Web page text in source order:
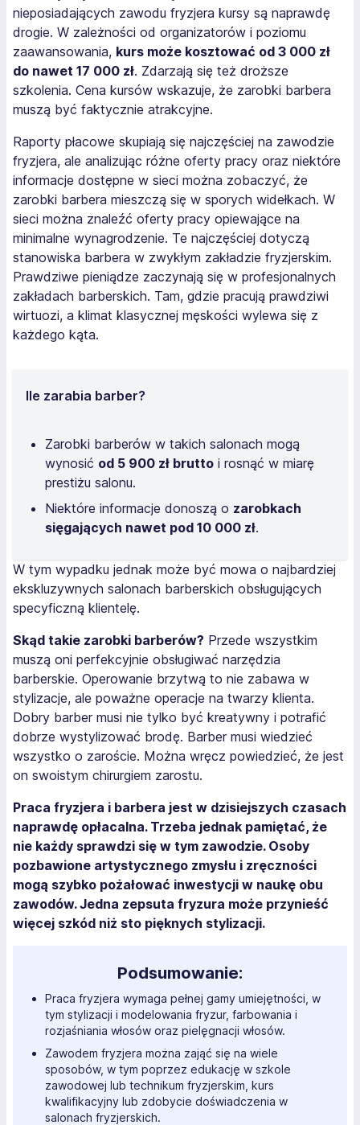
nieposiadających zawodu fryzjera kursy są naprawdę
drogie. W zależności od organizatorów i poziomu
zaawansowania, kurs może kosztować od 3 000 zł
do nawet 17 000 zł. Zdarzają się też droższe
szkolenia. Cena kursów wskazuje, że zarobki barbera
muszą być faktycznie atrakcyjne.
Raporty płacowe skupiają się najczęściej na zawodzie
fryzjera, ale analizując różne oferty pracy oraz niektóre
informacje dostępne w sieci można zobaczyć, że
zarobki barbera mieszczą się w sporych widełkach. W
sieci można znaleźć oferty pracy opiewające na
minimalne wynagrodzenie. Te najczęściej dotyczą
stanowiska barbera w zwykłym zakładzie fryzjerskim.
Prawdziwe pieniądze zaczynają się w profesjonalnych
zakładach barberskich. Tam, gdzie pracują prawdziwi
wirtuozi, a klimat klasycznej męskości wylewa się z
każdego kąta.
Ile zarabia barber?
Zarobki barberów w takich salonach mogą
wynosić od 5 900 zł brutto i rosnąć w miarę
prestiżu salonu.
Niektóre informacje donoszą o zarobkach
sięgających nawet pod 10 000 zł.
W tym wypadku jednak może być mowa o najbardziej
ekskluzywnych salonach barberskich obsługujących
specyficzną klientelę.
Skąd takie zarobki barberów? Przede wszystkim
muszą oni perfekcyjnie obsługiwać narzędzia
barberskie. Operowanie brzytwą to nie zabawa w
stylizacje, ale poważne operacje na twarzy klienta.
Dobry barber musi nie tylko być kreatywny i potrafić
dobrze wystylizować brodę. Barber musi wiedzieć
wszystko o zaroście. Można wręcz powiedzieć, że jest
on swoistym chirurgiem zarostu.
Praca fryzjera i barbera jest w dzisiejszych czasach
naprawdę opłacalna. Trzeba jednak pamiętać, że
nie każdy sprawdzi się w tym zawodzie. Osoby
pozbawione artystycznego zmysłu i zręczności
mogą szybko pożałować inwestycji w naukę obu
zawodów. Jedna zepsuta fryzura może przynieść
więcej szkód niż sto pięknych stylizacji.
Podsumowanie:
Praca fryzjera wymaga pełnej gamy umiejętności, w
tym stylizacji i modelowania fryzur, farbowania i
rozjaśniania włosów oraz pielęgnacji włosów.
Zawodem fryzjera można zająć się na wiele
sposobów, w tym poprzez edukację w szkole
zawodowej lub technikum fryzjerskim, kurs
kwalifikacyjny lub zdobycie doświadczenia w
salonach fryzjerskich.